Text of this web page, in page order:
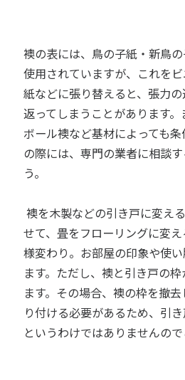
襖の表には、鳥の子紙・新鳥
使用されていますが、これを
紙などに張り替えると、張力
返ってしまうことがあります
ボール襖など基材によっても
の際には、専門の業者に相談
う。
襖を木製などの引き戸に変え
せて、畳をフローリングに変
様変わり。お部屋の印象や使
ます。ただし、襖と引き戸の
ます。その場合、襖の枠を撤
り付ける必要があるため、引
というわけではありませんので